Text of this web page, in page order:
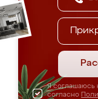
Я соглашаюсь
согласно